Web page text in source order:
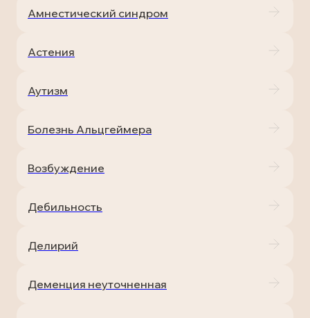
Амнестический синдром
Астения
Аутизм
Болезнь Альцгеймера
Возбуждение
Дебильность
Делирий
Деменция неуточненная